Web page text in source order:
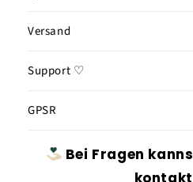
Versand
Support ♡
GPSR
Bei Fragen